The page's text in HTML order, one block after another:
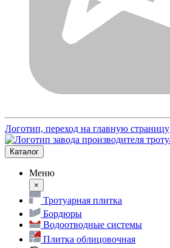
Логотип, переход на главную страницу
Каталог
Меню
×
Тротуарная плитка
Бордюры
Водоотводные системы
Плитка облицовочная